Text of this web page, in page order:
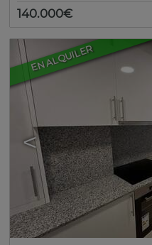
140.000€
EN ALQUILER
<